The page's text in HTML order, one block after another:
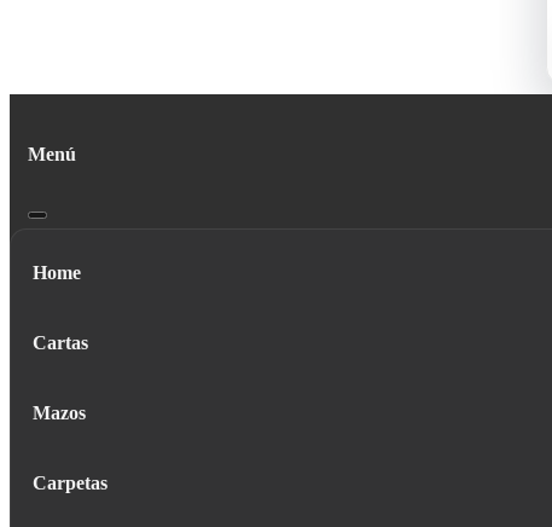
Menú
Home
Cartas
Mazos
Carpetas